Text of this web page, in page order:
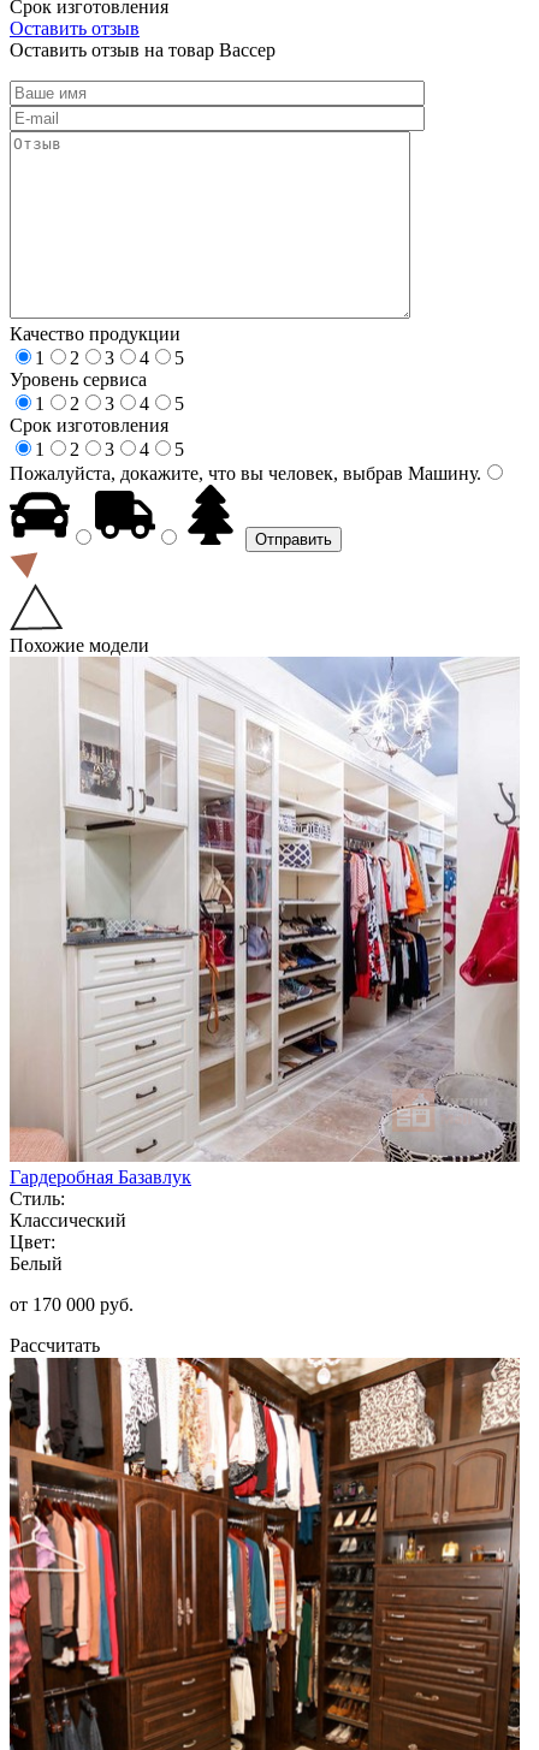
Срок изготовления
Оставить отзыв
Оставить отзыв на товар Вассер
Качество продукции
1
2 3 4
5
Уровень сервиса
1
2 3 4
5
Срок изготовления
1
2 3 4
5
Пожалуйста, докажите, что вы человек, выбрав Машину.
Похожие модели
Гардеробная Базавлук
Стиль:
Классический
Цвет:
Белый
от 170 000 руб.
Рассчитать